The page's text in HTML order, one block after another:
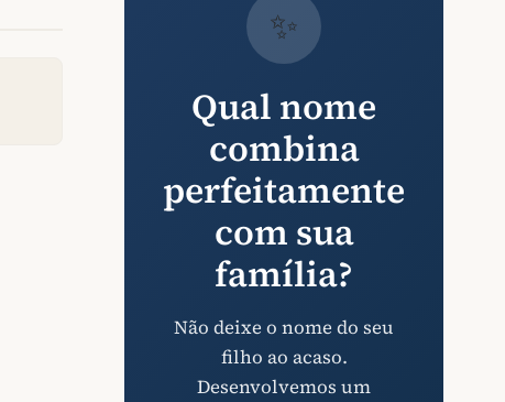
✨
Qual nome
combina
perfeitamente
com sua
família?
Não deixe o nome do seu
filho ao acaso.
Desenvolvemos um